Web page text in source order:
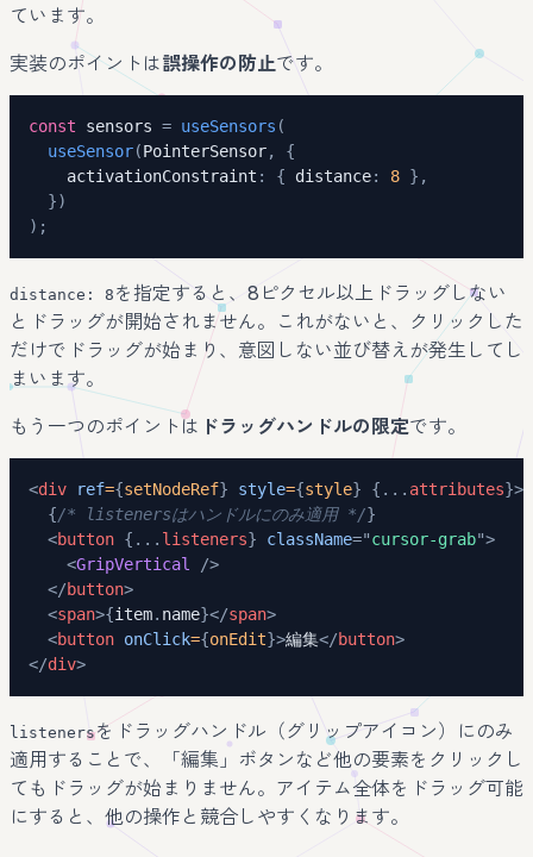
ています。
実装のポイントは誤操作の防止です。
const sensors = useSensors (
useSensor(PointerSensor,
{
    activationConstraint
: { distance: 8 } ,
})
) ;
distance: 8 を指定すると、8ピクセル以上ドラッグしない
とドラッグが開始されません。これがないと、クリックした
だけでドラッグが始まり、意図しない並び替えが発生してし
まいます。
もう一つのポイントは ドラッグハンドルの限定です。
<div ref={setNodeRef} style={style} { ... attributes}>
{/* listenersはハンドルにのみ適用 */}
<button { ... listeners} className="cursor-grab">
<GripVertical
/>
</button>
<span>{item. name}</span>
<button onClick={onEdit}>編集</button>
</div>
listenersをドラッグハンドル（グリップアイコン）にのみ
適用することで、「編集」ボタンなど他の要素をクリックし
てもドラッグが始まりません。アイテム全体をドラッグ可能
にすると、他の操作と競合しやすくなります。